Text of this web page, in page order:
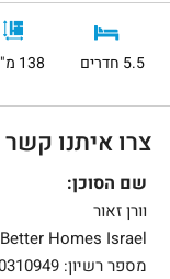
5.5 חדרים 138 מ"ר
צרו איתנו קשר
שם הסוכן:
וורן זאור
Better Homes Israel
מספר רשיון: 30310949